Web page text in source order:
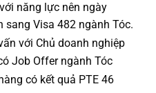
năng lực nên ngày
Visa 482 ngành Tóc.
với Chủ doanh nghiệp
Job Offer ngành Tóc
có kết quả PTE 46